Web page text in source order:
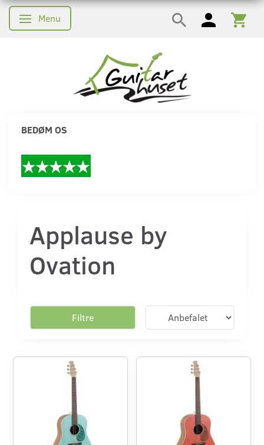
Skifte navigation
Menu
BEDØM OS
Applause by
Ovation
Filtre